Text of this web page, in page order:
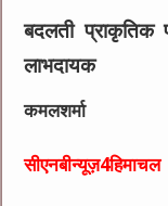
बदलती प्राकृतिक
लाभदायक
कमलशर्मा
सीएनबीन्यूज़4हिमाचल